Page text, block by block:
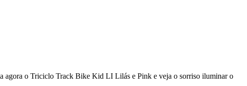
agora o Triciclo Track Bike Kid LI Lilás e Pink e veja o sorriso iluminar o